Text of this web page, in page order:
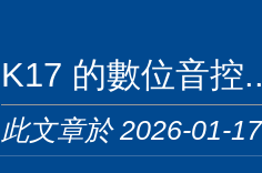
K17 的數位音控
此文章於 2026-01-